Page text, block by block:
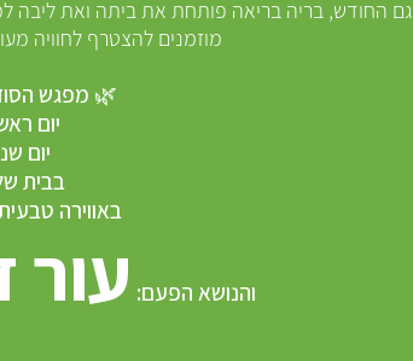
גם החודש, בריה בריאה פותחת את ביתה ואת ליבה
מוזמנים להצטרף לחוויה
🌿 מפגש
יום ראשון | 8.3 |
יום שני | 9.3 |
בבית שלנו
באווירה
והנושא הפעם: